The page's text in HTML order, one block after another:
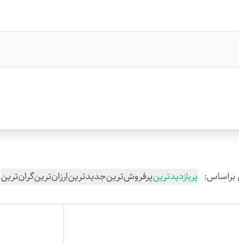
پربازدیدترینپرفروش‌ترینجدیدترینارزان‌ترینگران‌ترین